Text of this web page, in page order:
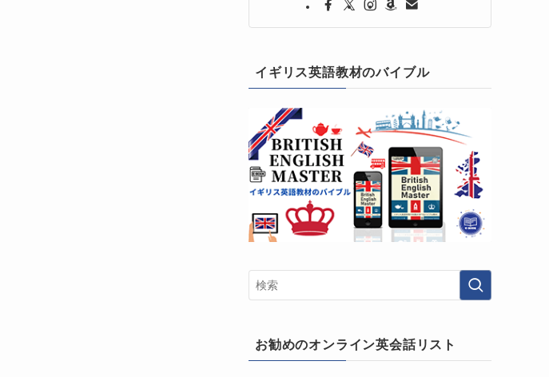
イギリス英語教材のバイブル
お勧めのオンライン英会話リスト